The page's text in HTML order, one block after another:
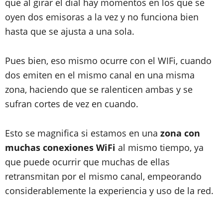
oyen dos emisoras a la vez y no funciona bien
hasta que se ajusta a una sola.
Pues bien, eso mismo ocurre con el WIFi, cuando
dos emiten en el mismo canal en una misma
zona, haciendo que se ralenticen ambas y se
sufran cortes de vez en cuando.
Esto se magnifica si estamos en una zona con
muchas conexiones WiFi al mismo tiempo, ya
que puede ocurrir que muchas de ellas
retransmitan por el mismo canal, empeorando
considerablemente la experiencia y uso de la red.